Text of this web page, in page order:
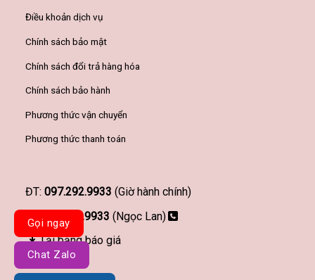
Điều khoản dịch vụ
Chính sách bảo mật
Chính sách đổi trả hàng hóa
Chính sách bảo hành
Phương thức vận chuyển
Phương thức thanh toán
ĐT: 097.292.9933 (Giờ hành chính)
097.292.9933 (Ngọc Lan)
Tải bảng báo giá
Gọi ngay
Chat Zalo